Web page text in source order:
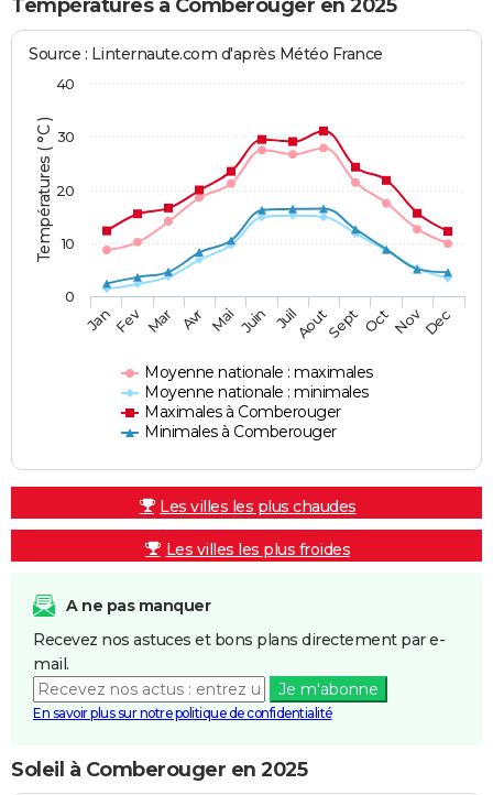
Températures à Comberouger en 2025
Températures ( °C )
Source : Linternaute.com d'après Météo France
Moyenne nationale : maximales
Moyenne nationale : minimales
Maximales à Comberouger
Minimales à Comberouger
JanFev Mar Avr Mai Juin JuilAoutSept OctNovDec
0
10
20
30
40
Les villes les plus chaudes
Les villes les plus froides
A ne pas manquer
Recevez nos astuces et bons plans directement par e-
mail.
Je m'abonne
En savoir plus sur notre politique de confidentialité
Soleil à Comberouger en 2025